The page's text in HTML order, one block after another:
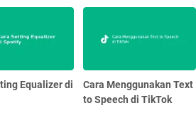
Equalizer di
Cara Menggunakan Text
to Speech di TikTok